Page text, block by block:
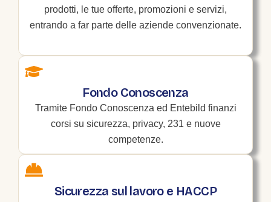
prodotti, le tue offerte, promozioni e servizi,
entrando a far parte delle aziende convenzionate.
Fondo Conoscenza
Tramite Fondo Conoscenza ed Entebild finanzi
corsi su sicurezza, privacy, 231 e nuove
competenze.
Sicurezza sul lavoro e HACCP